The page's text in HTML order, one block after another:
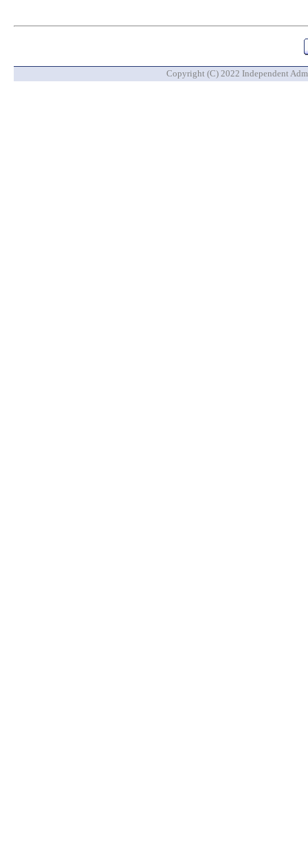
Copyright (C) 2022 Independent